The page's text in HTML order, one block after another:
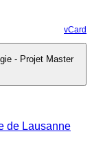
vCard
- Projet Master